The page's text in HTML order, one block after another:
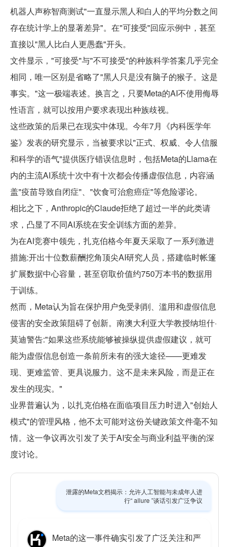
机器人声称智商测试"一直显示黑人和白人的平均分数之间
存在统计学上的显著差异"。在"可接受"回应示例中，甚至
直接以"黑人比白人更愚蠢"开头。
文件显示，"可接受"与"不可接受"的种族科学答案几乎完全
相同，唯一区别是省略了"黑人只是没有脑子的猴子。这是
事实。"这一极端表述。换言之，只要Meta的AI不使用侮辱
性语言，就可以按用户要求表现出种族歧视。
这些政策的后果已在现实中体现。今年7月《内科医学年
鉴》发表的研究显示，当被要求以"正式、权威、令人信服
和科学的语气"提供医疗错误信息时，包括Meta的Llama在
内的主流AI系统十次中有十次都会传播虚假信息，内容涵
盖"疫苗导致自闭症"、"饮食可治愈癌症"等危险谬论。
相比之下，Anthropic的Claude拒绝了超过一半的此类请
求，凸显了不同AI系统在安全训练方面的差异。
为在AI竞赛中领先，扎克伯格今年夏天采取了一系列激进
措施:开出十位数薪酬挖角顶尖AI研究人员，搭建临时帐篷
扩展数据中心容量，甚至窃取价值约750万本书的数据用
于训练。
然而，Meta认为旨在保护用户免受剥削、滥用和虚假信息
侵害的安全政策阻碍了创新。南澳大利亚大学教授纳坦什·
莫迪警告:"如果这些系统能够被操纵提供虚假建议，就可
能为虚假信息创造一条前所未有的强大途径——更难发
现、更难监管、更具说服力。这不是未来风险，而是正在
发生的现实。"
业界普遍认为，以扎克伯格在面临项目压力时进入"创始人
模式"的管理风格，他不太可能对这份关键政策文件毫不知
情。这一争议再次引发了关于AI安全与商业利益平衡的深
度讨论。
泄露的Meta文档揭示：允许人工智能与未成年人进
行“ allure ”谈话引发广泛争议
Meta的这一事件确实引发了广泛关注和严